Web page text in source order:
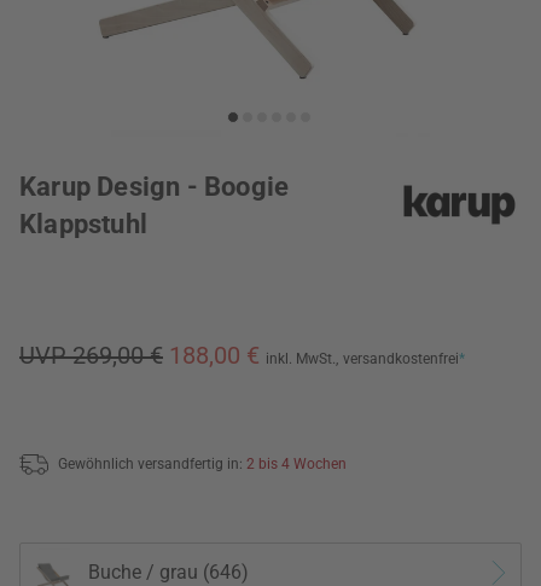
Karup Design - Boogie
Klappstuhl
UVP 269,00 € 188,00 € inkl. MwSt., versandkostenfrei*
Gewöhnlich versandfertig in: 2 bis 4 Wochen
Buche / grau (646)